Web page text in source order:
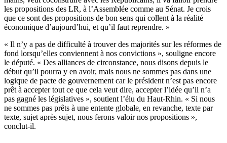
les propositions des LR, à l’Assemblée comme au Sénat. Je crois
que ce sont des propositions de bon sens qui collent à la réalité
économique d’aujourd’hui, et qu’il faut reprendre. »
« Il n’y a pas de difficulté à trouver des majorités sur les réformes de
fond lorsqu’elles conviennent à nos convictions », souligne encore
le député. « Des alliances de circonstance, nous disons depuis le
début qu’il pourra y en avoir, mais nous ne sommes pas dans une
logique de pacte de gouvernement car le président n’est pas encore
prêt à accepter tout ce que cela veut dire, accepter l’idée qu’il n’a
pas gagné les législatives », soutient l’élu du Haut-Rhin. « Si nous
ne sommes pas prêts à une entente globale, en revanche, texte par
texte, sujet après sujet, nous ferons valoir nos propositions »,
conclut-il.